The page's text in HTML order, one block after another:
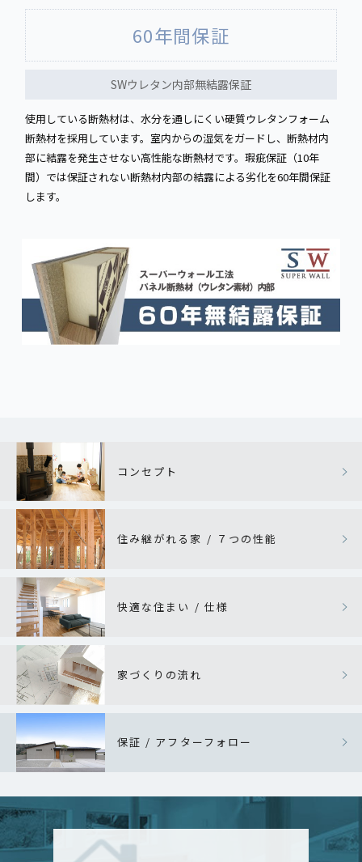
60年間保証
SWウレタン内部無結露保証
使用している断熱材は、水分を通しにくい硬質ウレタンフォーム
断熱材を採用しています。室内からの湿気をガードし、断熱材内
部に結露を発生させない高性能な断熱材です。瑕疵保証（10年
間）では保証されない断熱材内部の結露による劣化を60年間保証
します。
コンセプト
住み継がれる家 / ７つの性能
快適な住まい / 仕様
家づくりの流れ
保証 / アフターフォロー